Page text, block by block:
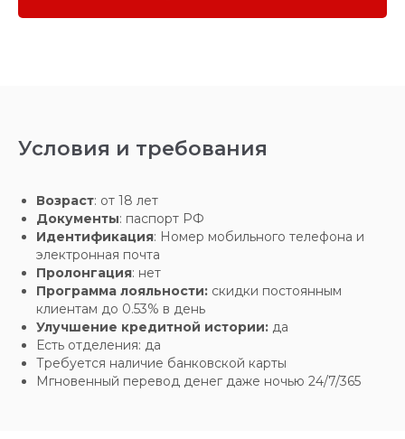
Условия и требования
Возраст: от 18 лет
Документы: паспорт РФ
Идентификация: Номер мобильного телефона и
электронная почта
Пролонгация: нет
Программа лояльности: скидки постоянным
клиентам до 0.53% в день
Улучшение кредитной истории: да
Есть отделения: да
Требуется наличие банковской карты
Мгновенный перевод денег даже ночью 24/7/365